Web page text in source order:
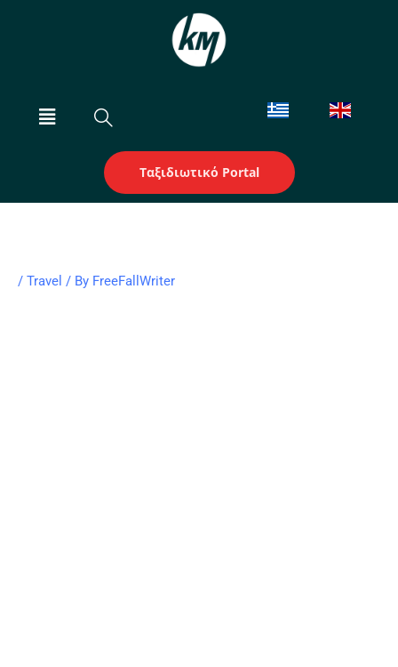
Menu
Ταξιδιωτικό Portal
/ Travel / By FreeFallWriter